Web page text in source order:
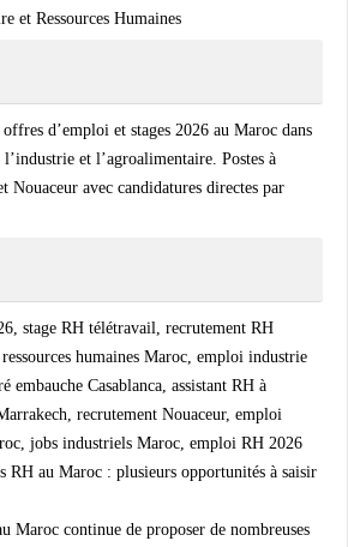
et Ressources Humaines
d’emploi et stages 2026 au Maroc dans
l’industrie et l’agroalimentaire. Postes à
Nouaceur avec candidatures directes par
stage RH télétravail, recrutement RH
ressources humaines Maroc, emploi industrie
embauche Casablanca, assistant RH à
recrutement Nouaceur, emploi
jobs industriels Maroc, emploi RH 2026
RH au Maroc : plusieurs opportunités à saisir
Maroc continue de proposer de nombreuses